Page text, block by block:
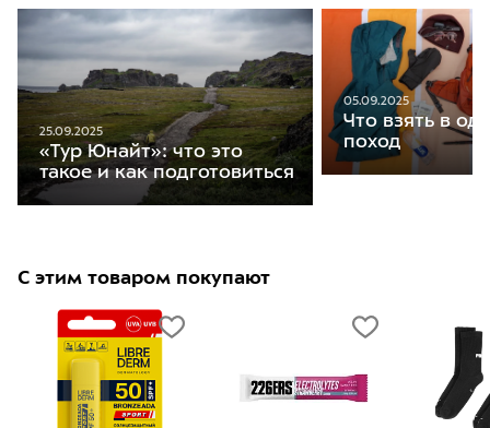
25.09.2025
«Тур Юнайт»: что это
такое и как подготовиться
05.09.2025
Что взять в
поход
С этим товаром покупают